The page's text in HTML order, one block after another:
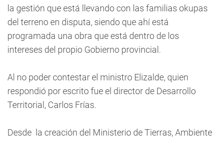
la gestión que está llevando con las familias okupas
del terreno en disputa, siendo que ahí está
programada una obra que está dentro de los
intereses del propio Gobierno provincial.
Al no poder contestar el ministro Elizalde, quien
respondió por escrito fue el director de Desarrollo
Territorial, Carlos Frías.
Desde la creación del Ministerio de Tierras, Ambiente